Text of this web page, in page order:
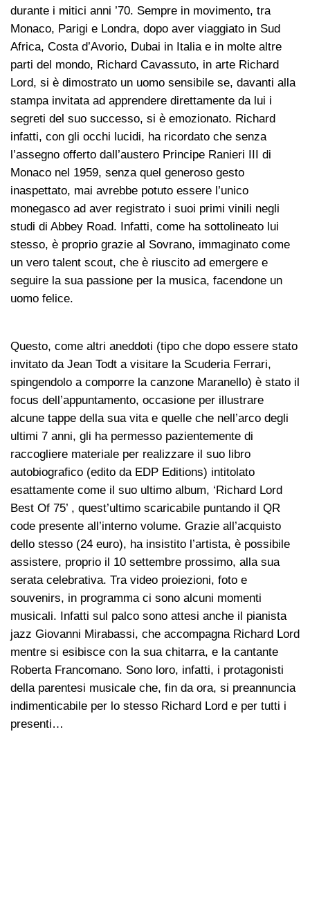
durante i mitici anni ’70. Sempre in movimento, tra
Monaco, Parigi e Londra, dopo aver viaggiato in Sud
Africa, Costa d’Avorio, Dubai in Italia e in molte altre
parti del mondo, Richard Cavassuto, in arte Richard
Lord, si è dimostrato un uomo sensibile se, davanti alla
stampa invitata ad apprendere direttamente da lui i
segreti del suo successo, si è emozionato. Richard
infatti, con gli occhi lucidi, ha ricordato che senza
l’assegno offerto dall’austero Principe Ranieri III di
Monaco nel 1959, senza quel generoso gesto
inaspettato, mai avrebbe potuto essere l’unico
monegasco ad aver registrato i suoi primi vinili negli
studi di Abbey Road. Infatti, come ha sottolineato lui
stesso, è proprio grazie al Sovrano, immaginato come
un vero talent scout, che è riuscito ad emergere e
seguire la sua passione per la musica, facendone un
uomo felice.
Questo, come altri aneddoti (tipo che dopo essere stato
invitato da Jean Todt a visitare la Scuderia Ferrari,
spingendolo a comporre la canzone Maranello) è stato il
focus dell’appuntamento, occasione per illustrare
alcune tappe della sua vita e quelle che nell’arco degli
ultimi 7 anni, gli ha permesso pazientemente di
raccogliere materiale per realizzare il suo libro
autobiografico (edito da EDP Editions) intitolato
esattamente come il suo ultimo album, ‘Richard Lord
Best Of 75’ , quest’ultimo scaricabile puntando il QR
code presente all’interno volume. Grazie all’acquisto
dello stesso (24 euro), ha insistito l’artista, è possibile
assistere, proprio il 10 settembre prossimo, alla sua
serata celebrativa. Tra video proiezioni, foto e
souvenirs, in programma ci sono alcuni momenti
musicali. Infatti sul palco sono attesi anche il pianista
jazz Giovanni Mirabassi, che accompagna Richard Lord
mentre si esibisce con la sua chitarra, e la cantante
Roberta Francomano. Sono loro, infatti, i protagonisti
della parentesi musicale che, fin da ora, si preannuncia
indimenticabile per lo stesso Richard Lord e per tutti i
presenti…